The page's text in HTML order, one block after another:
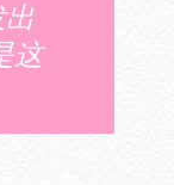
这